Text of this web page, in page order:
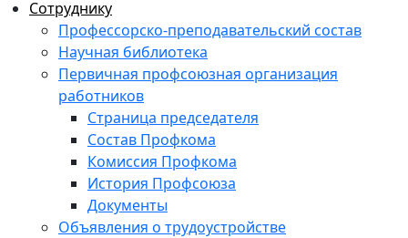
Сотруднику
Профессорско-преподавательский состав
Научная библиотека
Первичная профсоюзная организация
работников
Страница председателя
Состав Профкома
Комиссия Профкома
История Профсоюза
Документы
Объявления о трудоустройстве